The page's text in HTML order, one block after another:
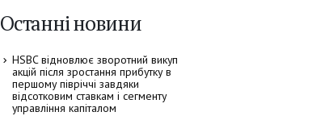
Останні новини
HSBC відновлює зворотний викуп
акцій після зростання прибутку в
першому півріччі завдяки
відсотковим ставкам і сегменту
управління капіталом